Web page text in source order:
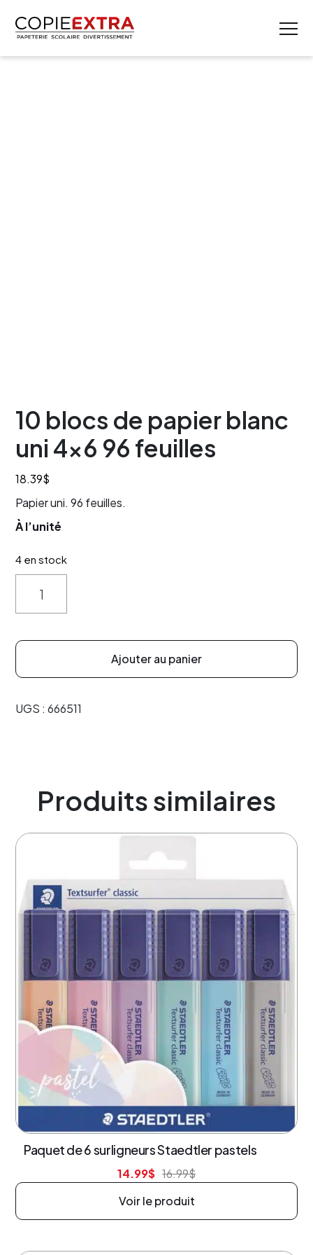
10 blocs de papier blanc
uni 4×6 96 feuilles
18.39$
Papier uni. 96 feuilles.
À l’unité
4 en stock
Ajouter au panier
UGS : 666511
Produits similaires
12% de rabais
Paquet de 6 surligneurs Staedtler pastels
14.99$ 16.99$
Voir le produit